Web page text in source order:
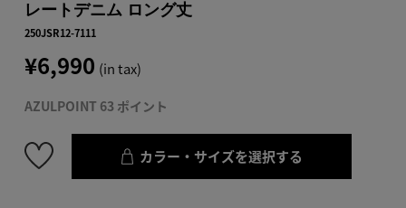
レートデニム ロング丈
250JSR12-7111
¥6,990 (in tax)
AZULPOINT 63 ポイント
カラー・サイズを選択する